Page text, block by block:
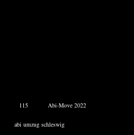
115 Abi-Move 2022
abi umzug schleswig